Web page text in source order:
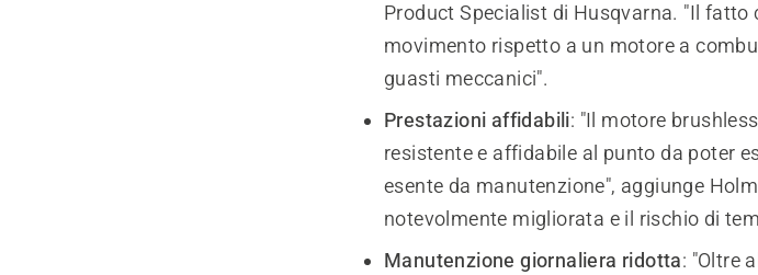
Product Specialist di Husqvarna. "Il
movimento rispetto a un motore a
guasti meccanici".
Prestazioni affidabili: "Il motore
resistente e affidabile al punto da poter
esente da manutenzione", aggiunge
notevolmente migliorata e il rischio di
Manutenzione giornaliera ridotta: "Oltre